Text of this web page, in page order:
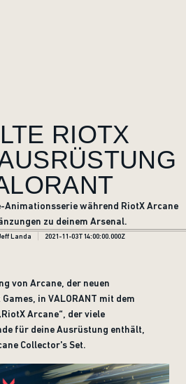
RIOTX
Animationsserie während RiotX Arcane
zu deinem Arsenal.
Landa 2021-11-03T14:00:00.000Z
von Arcane, der neuen
in VALORANT mit dem
Arcane“, der viele
für deine Ausrüstung enthält,
Collector's Set.